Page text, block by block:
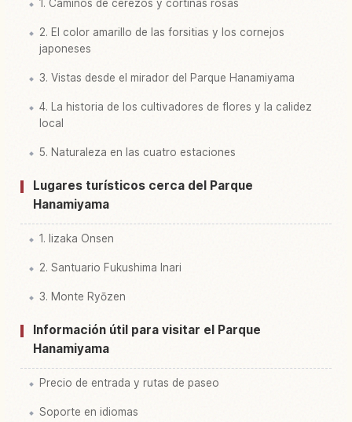
1. Caminos de cerezos y cortinas rosas
2. El color amarillo de las forsitias y los cornejos
japoneses
3. Vistas desde el mirador del Parque Hanamiyama
4. La historia de los cultivadores de flores y la calidez
local
5. Naturaleza en las cuatro estaciones
Lugares turísticos cerca del Parque
Hanamiyama
1. Iizaka Onsen
2. Santuario Fukushima Inari
3. Monte Ryōzen
Información útil para visitar el Parque
Hanamiyama
Precio de entrada y rutas de paseo
Soporte en idiomas